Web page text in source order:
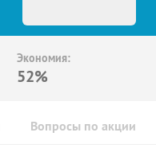
Экономия:
52%
Вопросы по акции